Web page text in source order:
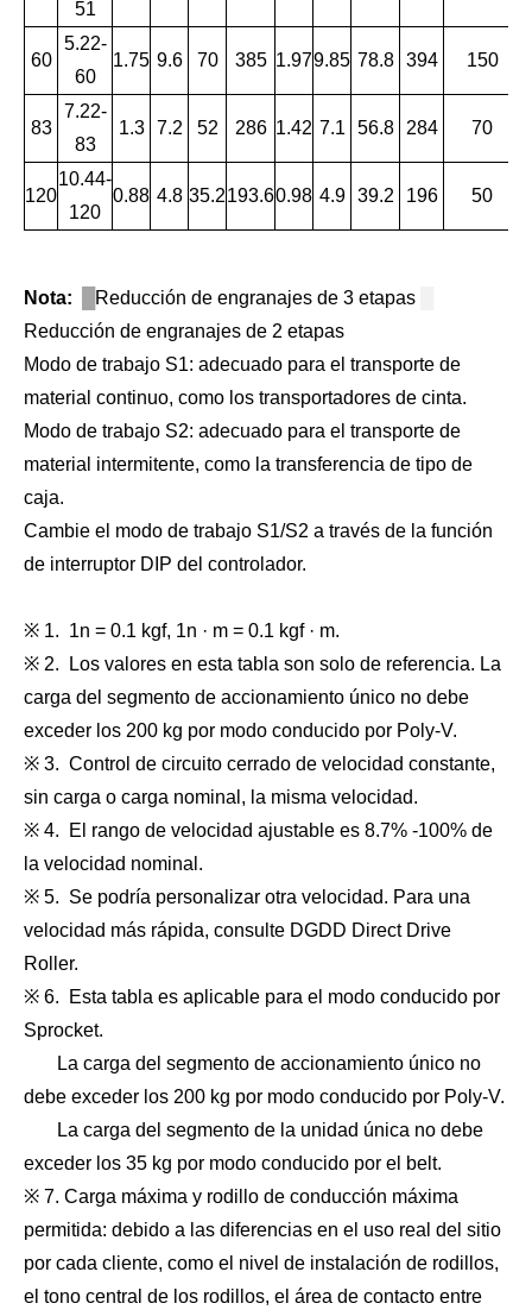
51
60
5.22-
60
1.75 9.6 70 385 1.979.85 78.8 394 150
83
7.22-
83
1.3 7.2 52 286 1.42 7.1 56.8 284 70
120
10.44-
120
0.88 4.8 35.2193.60.98 4.9 39.2 196 50
Nota: Reducción de engranajes de 3 etapas
Reducción de engranajes de 2 etapas
Modo de trabajo S1: adecuado para el transporte de
material continuo, como los transportadores de cinta.
Modo de trabajo S2: adecuado para el transporte de
material intermitente, como la transferencia de tipo de
caja.
Cambie el modo de trabajo S1/S2 a través de la función
de interruptor DIP del controlador.
※ 1. 1n = 0.1 kgf, 1n · m = 0.1 kgf · m.
※ 2. Los valores en esta tabla son solo de referencia. La
carga del segmento de accionamiento único no debe
exceder los 200 kg por modo conducido por Poly-V.
※ 3. Control de circuito cerrado de velocidad constante,
sin carga o carga nominal, la misma velocidad.
※ 4. El rango de velocidad ajustable es 8.7% -100% de
la velocidad nominal.
※ 5. Se podría personalizar otra velocidad. Para una
velocidad más rápida, consulte DGDD Direct Drive
Roller.
※ 6. Esta tabla es aplicable para el modo conducido por
Sprocket.
La carga del segmento de accionamiento único no
debe exceder los 200 kg por modo conducido por Poly-V.
La carga del segmento de la unidad única no debe
exceder los 35 kg por modo conducido por el belt.
※ 7. Carga máxima y rodillo de conducción máxima
permitida: debido a las diferencias en el uso real del sitio
por cada cliente, como el nivel de instalación de rodillos,
el tono central de los rodillos, el área de contacto entre